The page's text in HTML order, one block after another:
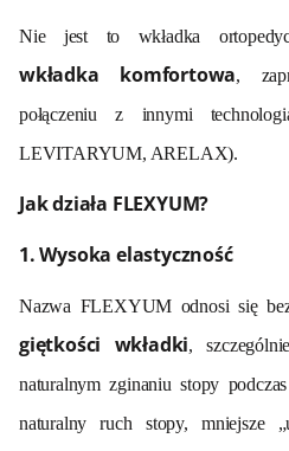
Nie jest to wkładka
wkładka komfortowa,
połączeniu z innymi
LEVITARYUM, ARELAX).
Jak działa FLEXYUM?
1. Wysoka elastyczność
Nazwa FLEXYUM odnosi się
giętkości wkładki,
naturalnym zginaniu stopy
naturalny ruch stopy, mniejsze „